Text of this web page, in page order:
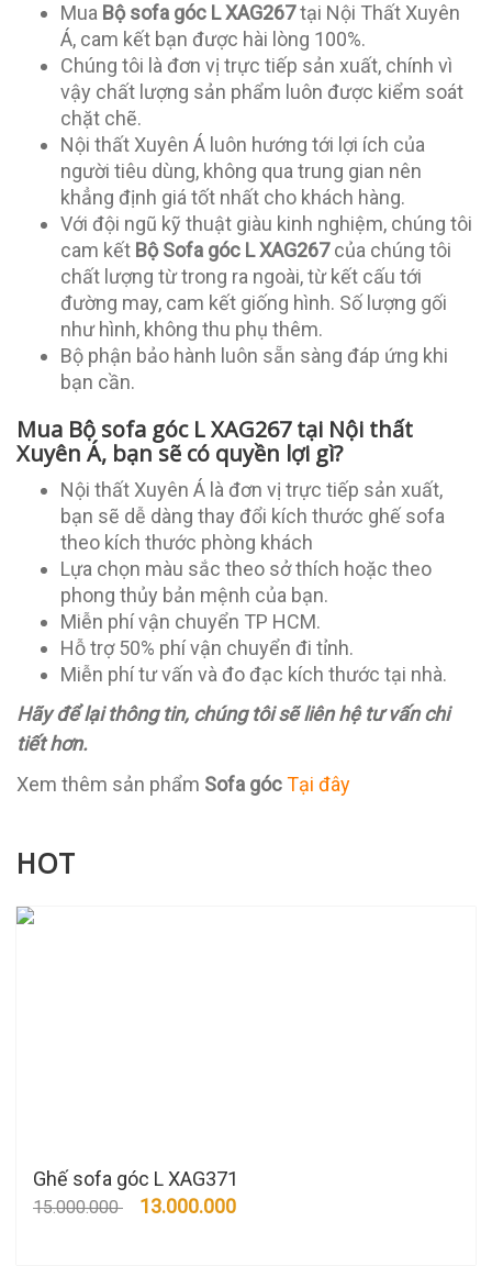
Mua Bộ sofa góc L XAG267tại Nội Thất Xuyên
Á, cam kết bạn được hài lòng 100%.
Chúng tôi là đơn vị trực tiếp sản xuất, chính vì
vậy chất lượng sản phẩm luôn được kiểm soát
chặt chẽ.
Nội thất Xuyên Á luôn hướng tới lợi ích của
người tiêu dùng, không qua trung gian nên
khẳng định giá tốt nhất cho khách hàng.
Với đội ngũ kỹ thuật giàu kinh nghiệm, chúng tôi
cam kết Bộ Sofa góc L XAG267của chúng tôi
chất lượng từ trong ra ngoài, từ kết cấu tới
đường may, cam kết giống hình. Số lượng gối
như hình, không thu phụ thêm.
Bộ phận bảo hành luôn sẵn sàng đáp ứng khi
bạn cần.
Mua Bộ sofa góc L XAG267 tại Nội thất
Xuyên Á, bạn sẽ có quyền lợi gì?
Nội thất Xuyên Á là đơn vị trực tiếp sản xuất,
bạn sẽ dễ dàng thay đổi kích thước ghế sofa
theo kích thước phòng khách
Lựa chọn màu sắc theo sở thích hoặc theo
phong thủy bản mệnh của bạn.
Miễn phí vận chuyển TP HCM.
Hỗ trợ 50% phí vận chuyển đi tỉnh.
Miễn phí tư vấn và đo đạc kích thước tại nhà.
Hãy để lại thông tin, chúng tôi sẽ liên hệ tư vấn chi
tiết hơn.
Xem thêm sản phẩm Sofa gócTại đây
HOT
Ghế sofa góc L XAG371
15.000.000 13.000.000